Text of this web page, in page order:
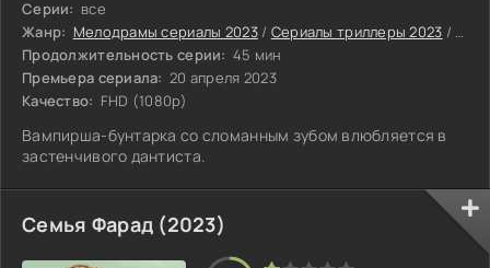
Серии: все
Жанр: Мелодрамы сериалы 2023/ Сериалы триллеры 2023 /
Продолжительность серии: 45 мин
Премьера сериала: 20 апреля 2023
Качество: FHD (1080p)
Вампирша-бунтарка со сломанным зубом влюбляется в
застенчивого дантиста.
Семья Фарад (2023)